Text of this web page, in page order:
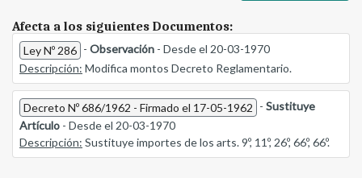
Afecta a los siguientes Documentos:
Ley Nº 286 - Observación - Desde el 20-03-1970
Descripción: Modifica montos Decreto Reglamentario.
Decreto Nº 686/1962 - Firmado el 17-05-1962 - Sustituye
Artículo - Desde el 20-03-1970
Descripción: Sustituye importes de los arts. 9º, 11º, 26º, 66º, 66º.